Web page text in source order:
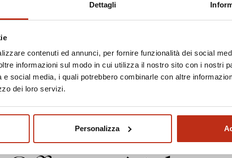
Dettagli
contenuti ed annunci, per fornire funzionalità dei social
informazioni sul modo in cui utilizza il nostro sito con i nostri
e social media, i quali potrebbero combinarle con altre
dei loro servizi.
Personalizza
En attente